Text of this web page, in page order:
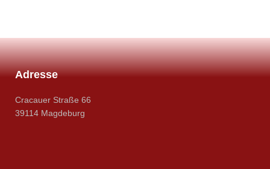
Adresse
Cracauer Straße 66
39114 Magdeburg